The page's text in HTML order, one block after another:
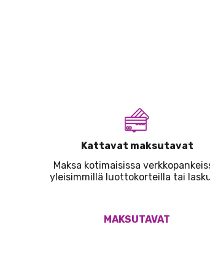
Kattavat maksutavat
Maksa kotimaisissa
yleisimmillä luottokorteilla tai
MAKSUTAVAT